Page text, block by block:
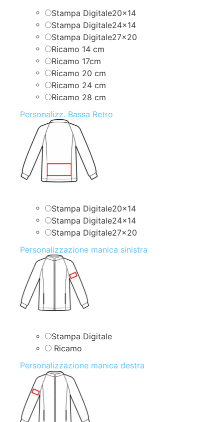
Stampa Digitale20x14
Stampa Digitale24x14
Stampa Digitale27x20
Ricamo 14 cm
Ricamo 17cm
Ricamo 20 cm
Ricamo 24 cm
Ricamo 28 cm
Personalizz. Bassa Retro
Stampa Digitale20x14
Stampa Digitale24x14
Stampa Digitale27x20
Personalizzazione manica sinistra
Stampa Digitale
Ricamo
Personalizzazione manica destra